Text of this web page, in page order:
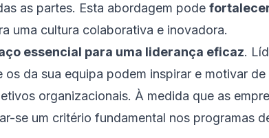
as partes. Esta abordagem pode
uma cultura colaborativa e inovadora.
essencial para uma liderança eficaz.
da sua equipa podem inspirar e motivar de
organizacionais. À medida que as
se um critério fundamental nos programas